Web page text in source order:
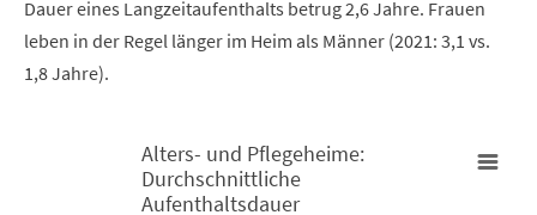
Dauer eines Langzeitaufenthalts betrug 2,6 Jahre. Frauen
leben in der Regel länger im Heim als Männer (2021: 3,1 vs.
1,8 Jahre).
Alters- und Pflegeheime: Durchschnittliche Aufenthaltsdauer
Alters- und Pflegeheime:
Durchschnittliche
Aufenthaltsdauer